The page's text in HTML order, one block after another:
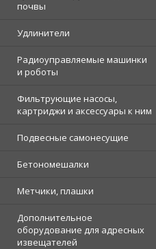
почвы
Удлинители
Радиоуправляемые машинки
и роботы
Фильтрующие насосы,
картриджи и аксессуары к ним
Подвесные самонесущие
Бетономешалки
Метчики, плашки
Дополнительное
оборудование для адресных
извещателей